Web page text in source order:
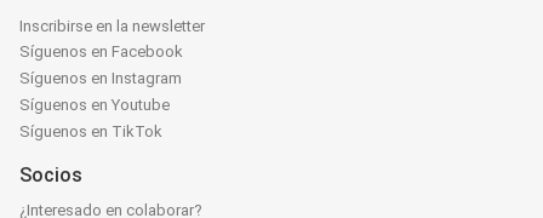
Inscribirse en la newsletter
Síguenos en Facebook
Síguenos en Instagram
Síguenos en Youtube
Síguenos en TikTok
Socios
¿Interesado en colaborar?